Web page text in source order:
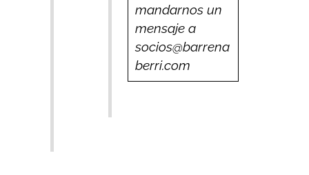
mandarnos un
mensaje a
socios@barrena
berri.com